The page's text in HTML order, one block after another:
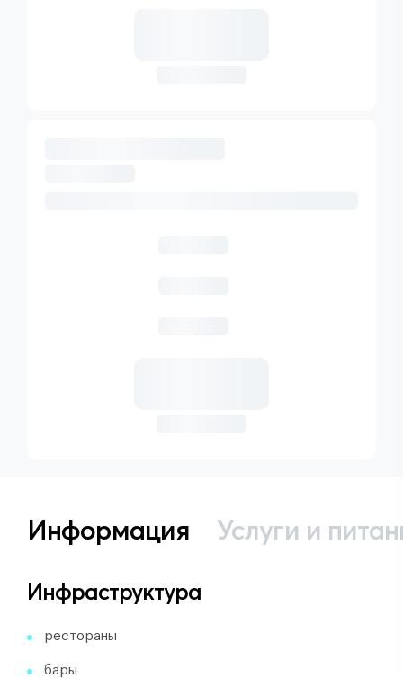
Информация Услуги и
Инфраструктура
рестораны
бары